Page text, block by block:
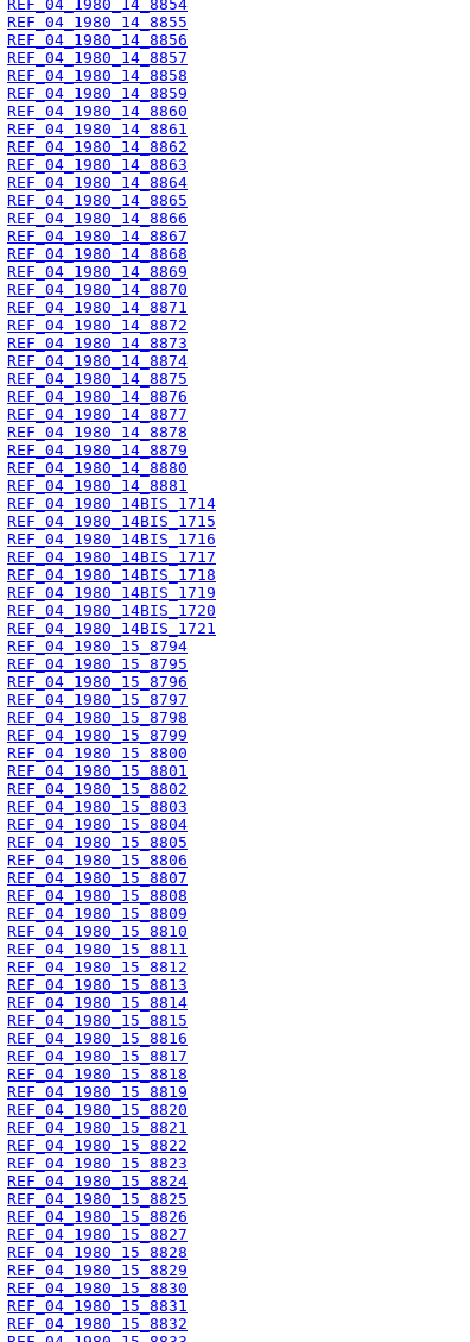
REF_04_1980_14_8854
REF_04_1980_14_8855
REF_04_1980_14_8856
REF_04_1980_14_8857
REF_04_1980_14_8858
REF_04_1980_14_8859
REF_04_1980_14_8860
REF_04_1980_14_8861
REF_04_1980_14_8862
REF_04_1980_14_8863
REF_04_1980_14_8864
REF_04_1980_14_8865
REF_04_1980_14_8866
REF_04_1980_14_8867
REF_04_1980_14_8868
REF_04_1980_14_8869
REF_04_1980_14_8870
REF_04_1980_14_8871
REF_04_1980_14_8872
REF_04_1980_14_8873
REF_04_1980_14_8874
REF_04_1980_14_8875
REF_04_1980_14_8876
REF_04_1980_14_8877
REF_04_1980_14_8878
REF_04_1980_14_8879
REF_04_1980_14_8880
REF_04_1980_14_8881
REF_04_1980_14BIS_1714
REF_04_1980_14BIS_1715
REF_04_1980_14BIS_1716
REF_04_1980_14BIS_1717
REF_04_1980_14BIS_1718
REF_04_1980_14BIS_1719
REF_04_1980_14BIS_1720
REF_04_1980_14BIS_1721
REF_04_1980_15_8794
REF_04_1980_15_8795
REF_04_1980_15_8796
REF_04_1980_15_8797
REF_04_1980_15_8798
REF_04_1980_15_8799
REF_04_1980_15_8800
REF_04_1980_15_8801
REF_04_1980_15_8802
REF_04_1980_15_8803
REF_04_1980_15_8804
REF_04_1980_15_8805
REF_04_1980_15_8806
REF_04_1980_15_8807
REF_04_1980_15_8808
REF_04_1980_15_8809
REF_04_1980_15_8810
REF_04_1980_15_8811
REF_04_1980_15_8812
REF_04_1980_15_8813
REF_04_1980_15_8814
REF_04_1980_15_8815
REF_04_1980_15_8816
REF_04_1980_15_8817
REF_04_1980_15_8818
REF_04_1980_15_8819
REF_04_1980_15_8820
REF_04_1980_15_8821
REF_04_1980_15_8822
REF_04_1980_15_8823
REF_04_1980_15_8824
REF_04_1980_15_8825
REF_04_1980_15_8826
REF_04_1980_15_8827
REF_04_1980_15_8828
REF_04_1980_15_8829
REF_04_1980_15_8830
REF_04_1980_15_8831
REF_04_1980_15_8832